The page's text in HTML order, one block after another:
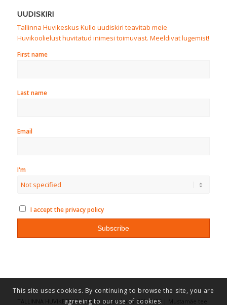
UUDISKIRI
Tallinna Huvikeskus Kullo uudiskiri teavitab meie
Huvikoolielust huvitatud inimesi toimuvast. Meeldivat lugemist!
First name
Last name
Email
I'm
I accept the privacy policy
TALLINNA HUVIKESKUS KULLO, registrikood: 75016486 | Mustamäe tee
This site uses cookies. By continuing to browse the site, you are
agreeing to our use of cookies.